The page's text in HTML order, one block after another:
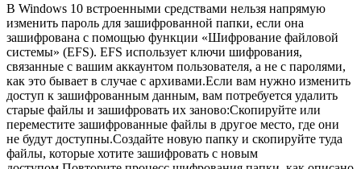
В Windows 10 встроенными средствами нельзя напрямую
изменить пароль для зашифрованной папки, если она
зашифрована с помощью функции «Шифрование файловой
системы» (EFS). EFS использует ключи шифрования,
связанные с вашим аккаунтом пользователя, а не с паролями,
как это бывает в случае с архивами.Если вам нужно изменить
доступ к зашифрованным данным, вам потребуется удалить
старые файлы и зашифровать их заново:Скопируйте или
переместите зашифрованные файлы в другое место, где они
не будут доступны.Создайте новую папку и скопируйте туда
файлы, которые хотите зашифровать с новым